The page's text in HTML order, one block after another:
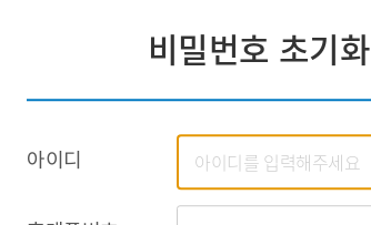
비밀번호 초기화
아이디